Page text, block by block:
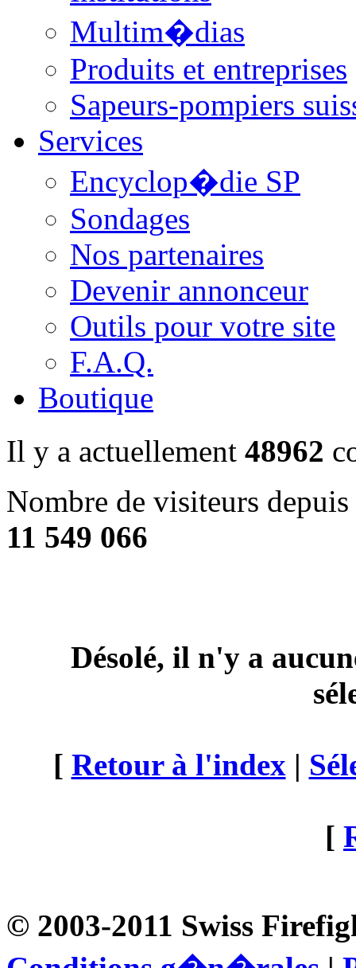
Multim�dias
Produits et entreprises
Sapeurs-pompiers
Services
Encyclop�die SP
Sondages
Nos partenaires
Devenir annonceur
Outils pour votre site
F.A.Q.
Boutique
Il y a actuellement 48962
Nombre de visiteurs
11 549 066
Désolé, il n'y a
[ Retour à l'index |
[
© 2003-2011 Swiss